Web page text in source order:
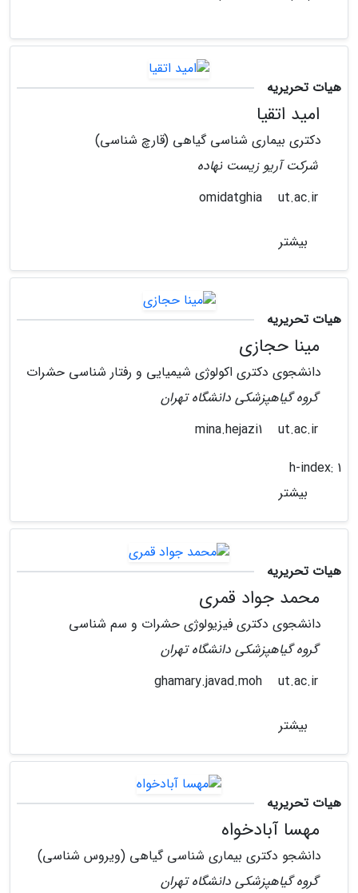
هیات تحریریه
امید اتقیا
دکتری بیماری شناسی گیاهی (قارچ شناسی)
شرکت آریو زیست نهاده
ut.ac.ir
بیشتر
هیات تحریریه
مینا حجازی
دانشجوی دکتری اکولوژی شیمیایی و رفتار شناسی حشرات
گروه گیاهپزشکی دانشگاه تهران
ut.ac.ir
h-index: 1
بیشتر
هیات تحریریه
محمد جواد قمری
دانشجوی دکتری فیزیولوژی حشرات و سم شناسی
گروه گیاهپزشکی دانشگاه تهران
ut.ac.ir
بیشتر
هیات تحریریه
مهسا آبادخواه
دانشجو دکتری بیماری شناسی گیاهی (ویروس شناسی)
گروه گیاهپزشکی دانشگاه تهران